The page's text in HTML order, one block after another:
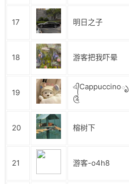
17 明日之子
18 游客把我吓晕
19
এ᭄Cappuccinoృ
༊
20 榕树下
21 游客-o4h8